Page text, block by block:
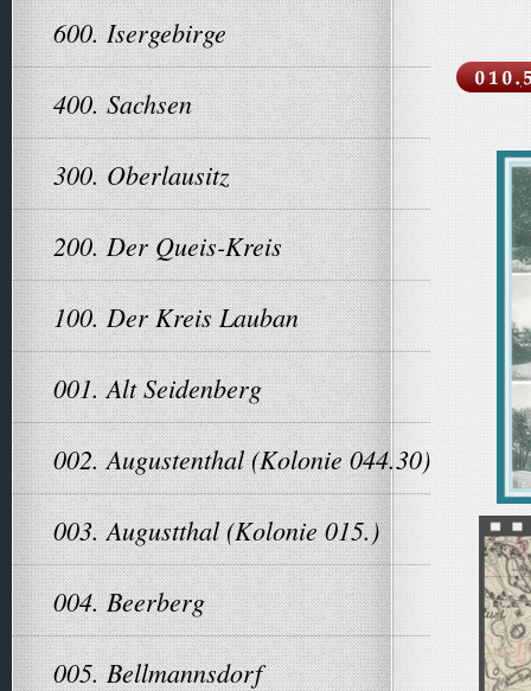
600. Isergebirge
400. Sachsen
300. Oberlausitz
200. Der Queis-Kreis
100. Der Kreis Lauban
001. Alt Seidenberg
002. Augustenthal (Kolonie 044.30)
003. Augustthal (Kolonie 015.)
004. Beerberg
005. Bellmannsdorf